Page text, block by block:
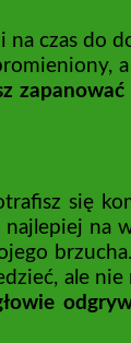
czas do
się
na
ale